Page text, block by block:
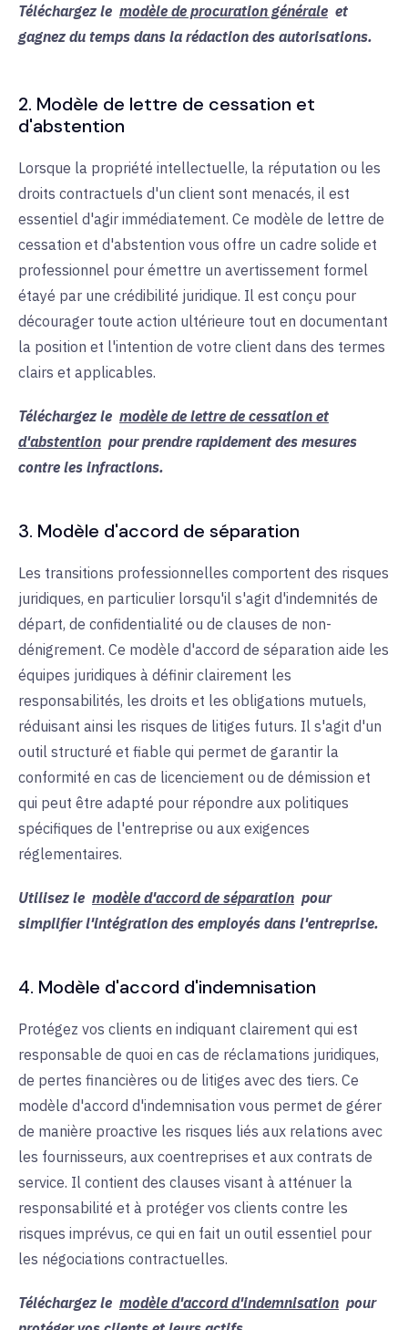
Téléchargez le modèle de procuration générale et
gagnez du temps dans la rédaction des autorisations.
2. Modèle de lettre de cessation et
d'abstention
Lorsque la propriété intellectuelle, la réputation ou les
droits contractuels d'un client sont menacés, il est
essentiel d'agir immédiatement. Ce modèle de lettre de
cessation et d'abstention vous offre un cadre solide et
professionnel pour émettre un avertissement formel
étayé par une crédibilité juridique. Il est conçu pour
décourager toute action ultérieure tout en documentant
la position et l'intention de votre client dans des termes
clairs et applicables.
Téléchargez le modèle de lettre de cessation et
d'abstention pour prendre rapidement des mesures
contre les infractions.
3. Modèle d'accord de séparation
Les transitions professionnelles comportent des risques
juridiques, en particulier lorsqu'il s'agit d'indemnités de
départ, de confidentialité ou de clauses de non-
dénigrement. Ce modèle d'accord de séparation aide les
équipes juridiques à définir clairement les
responsabilités, les droits et les obligations mutuels,
réduisant ainsi les risques de litiges futurs. Il s'agit d'un
outil structuré et fiable qui permet de garantir la
conformité en cas de licenciement ou de démission et
qui peut être adapté pour répondre aux politiques
spécifiques de l'entreprise ou aux exigences
réglementaires.
Utilisez le modèle d'accord de séparation pour
simplifier l'intégration des employés dans l'entreprise.
4. Modèle d'accord d'indemnisation
Protégez vos clients en indiquant clairement qui est
responsable de quoi en cas de réclamations juridiques,
de pertes financières ou de litiges avec des tiers. Ce
modèle d'accord d'indemnisation vous permet de gérer
de manière proactive les risques liés aux relations avec
les fournisseurs, aux coentreprises et aux contrats de
service. Il contient des clauses visant à atténuer la
responsabilité et à protéger vos clients contre les
risques imprévus, ce qui en fait un outil essentiel pour
les négociations contractuelles.
Téléchargez le modèle d'accord d'indemnisation pour